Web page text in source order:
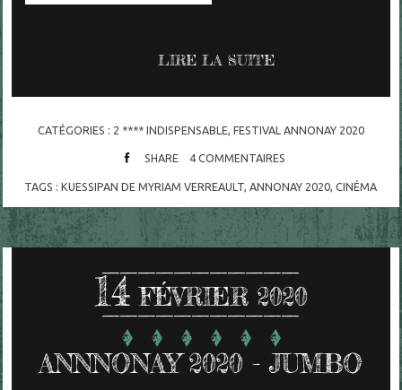
LIRE LA SUITE
CATÉGORIES : 2 **** INDISPENSABLE, FESTIVAL ANNONAY 2020
SHARE 4 COMMENTAIRES
TAGS :KUESSIPAN DE MYRIAM VERREAULT,ANNONAY 2020,CINÉMA
14 FÉVRIER 2020
ANNNONAY 2020 - JUMBO